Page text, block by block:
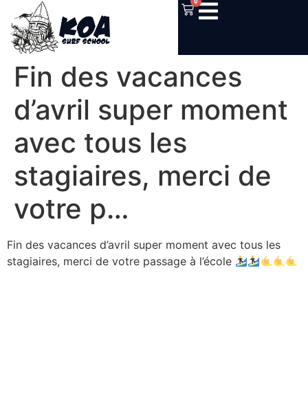
Fin des vacances
d’avril super moment
avec tous les
stagiaires, merci de
votre p…
Fin des vacances d’avril super moment avec tous les
stagiaires, merci de votre passage à l’école